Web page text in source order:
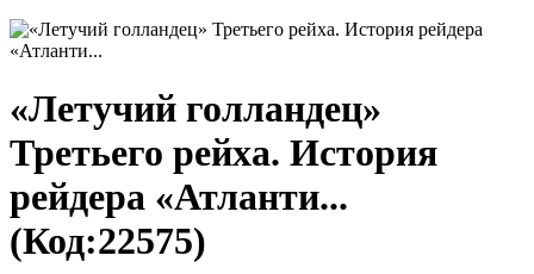
«Летучий голландец»
Третьего рейха. История
рейдера «Атланти...
(Код:22575)